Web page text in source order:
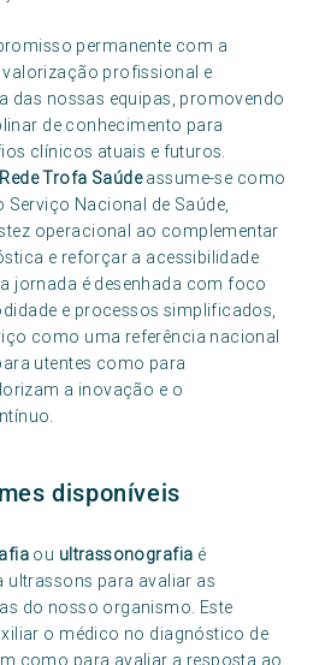
permanente com a
profissional e
das nossas equipas, promovendo
de conhecimento para
clínicos atuais e futuros.
Rede Trofa Saúdeassume-se como
Serviço Nacional de Saúde,
operacional ao complementar
e reforçar a acessibilidade
jornada é desenhada com foco
e processos simplificados,
como uma referência nacional
utentes como para
a inovação e o
disponíveis
ou ultrassonografia é
ultrassons para avaliar as
do nosso organismo. Este
o médico no diagnóstico de
como para avaliar a resposta ao